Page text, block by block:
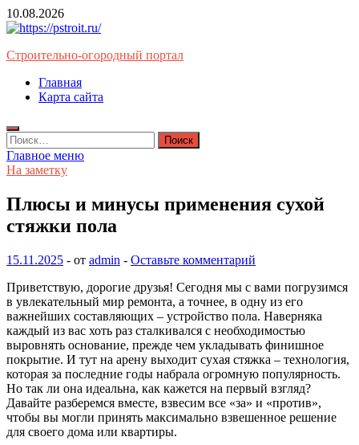
Перейти
к
10.08.2026
Строительно-огородный портал
Главная
Карта сайта
Найти:
Главное меню
На заметку
Плюсы и минусы применения сухой
стяжки пола
15.11.2025 - от admin - Оставьте комментарий
Приветствую, дорогие друзья! Сегодня мы с вами погрузимся
в увлекательный мир ремонта, а точнее, в одну из его
важнейших составляющих – устройство пола. Наверняка
каждый из вас хоть раз сталкивался с необходимостью
выровнять основание, прежде чем укладывать финишное
покрытие. И тут на арену выходит сухая стяжка – технология,
которая за последние годы набрала огромную популярность.
Но так ли она идеальна, как кажется на первый взгляд?
Давайте разберемся вместе, взвесим все «за» и «против»,
чтобы вы могли принять максимально взвешенное решение
для своего дома или квартиры.